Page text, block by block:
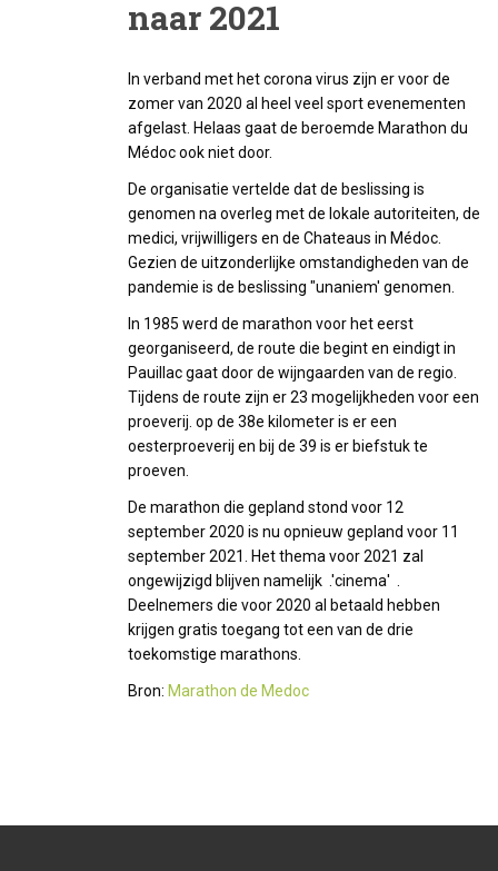
naar 2021
In verband met het corona virus zijn er voor de
zomer van 2020 al heel veel sport evenementen
afgelast. Helaas gaat de beroemde Marathon du
Médoc ook niet door.
De organisatie vertelde dat de beslissing is
genomen na overleg met de lokale autoriteiten, de
medici, vrijwilligers en de Chateaus in Médoc.
Gezien de uitzonderlijke omstandigheden van de
pandemie is de beslissing "unaniem' genomen.
In 1985 werd de marathon voor het eerst
georganiseerd, de route die begint en eindigt in
Pauillac gaat door de wijngaarden van de regio.
Tijdens de route zijn er 23 mogelijkheden voor een
proeverij. op de 38e kilometer is er een
oesterproeverij en bij de 39 is er biefstuk te
proeven.
De marathon die gepland stond voor 12
september 2020 is nu opnieuw gepland voor 11
september 2021. Het thema voor 2021 zal
ongewijzigd blijven namelijk .'cinema' .
Deelnemers die voor 2020 al betaald hebben
krijgen gratis toegang tot een van de drie
toekomstige marathons.
Bron: Marathon de Medoc